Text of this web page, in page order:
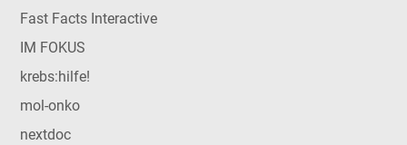
Fast Facts Interactive
IM FOKUS
krebs:hilfe!
mol-onko
nextdoc